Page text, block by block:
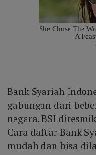
Bank Syariah
gabungan dari
negara. BSI
Cara daftar Bank
mudah dan bisa